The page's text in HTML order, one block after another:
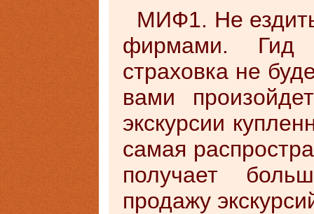
МИФ1. Не
фирмами. Гид
страховка не
вами
экскурсии
самая
получает
продажу